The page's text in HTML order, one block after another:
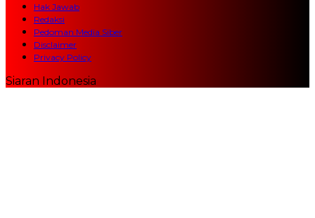
Hak Jawab
Redaksi
Pedoman Media Siber
Disclaimer
Privacy Policy
Siaran Indonesia